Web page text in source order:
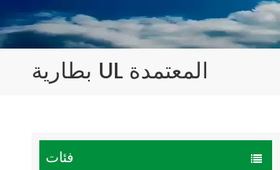
بطارية UL المعتمدة
فئات